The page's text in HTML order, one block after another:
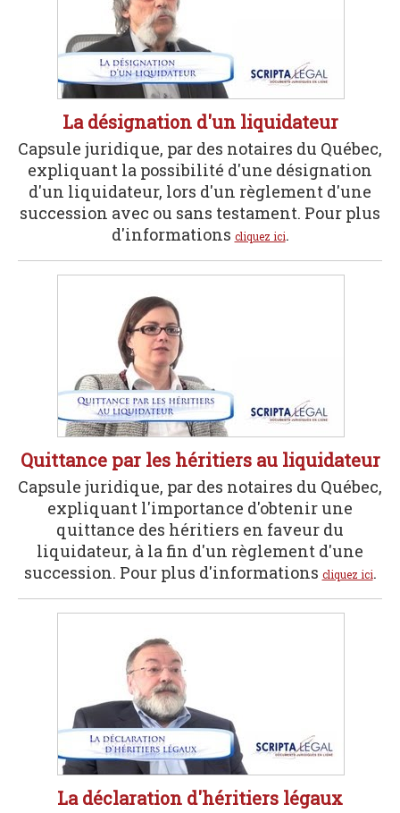
La désignation d'un liquidateur
Capsule juridique, par des notaires du Québec,
expliquant la possibilité d'une désignation
d'un liquidateur, lors d'un règlement d'une
succession avec ou sans testament. Pour plus
d'informations cliquez ici.
Quittance par les héritiers au liquidateur
Capsule juridique, par des notaires du Québec,
expliquant l'importance d'obtenir une
quittance des héritiers en faveur du
liquidateur, à la fin d'un règlement d'une
succession. Pour plus d'informations cliquez ici.
La déclaration d'héritiers légaux